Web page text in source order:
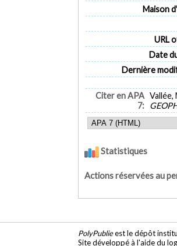
Maison
URL
Date
Dernière
Citer en APA
7:
Vallée,
Statistiques
Actions réservées au
PolyPublieest le dépôt
Site développé à l'aide du